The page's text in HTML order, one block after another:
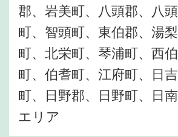
郡、岩美町、八頭郡、八
町、智頭町、東伯郡、湯
町、北栄町、琴浦町、西
町、伯耆町、江府町、日
町、日野郡、日野町、日
エリア